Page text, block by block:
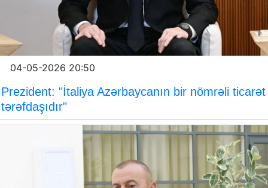
04-05-2026 20:50
Prezident: "İtaliya Azərbaycanın bir nömrəli ticarət
tərəfdaşıdır"